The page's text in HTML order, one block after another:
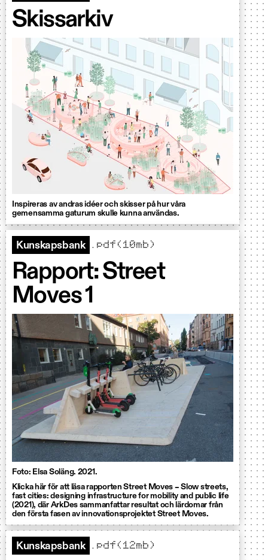
Skissarkiv
Inspireras av andras idéer och skisser på hur våra
gemensamma gaturum skulle kunna användas.
Kunskapsbank .pdf(10mb)
Rapport: Street
Moves 1
Foto: Elsa Soläng. 2021.
Klicka här för att läsa rapporten Street Moves – Slow streets,
fast cities: designing infrastructure for mobility and public life
(2021), där ArkDes sammanfattar resultat och lärdomar från
den första fasen av innovationsprojektet Street Moves.
Kunskapsbank .pdf(12mb)